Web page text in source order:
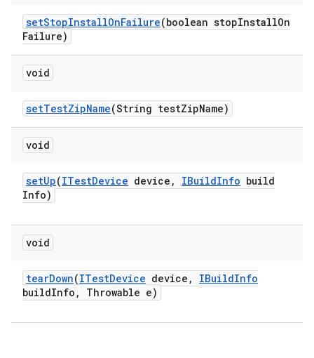
setStopInstallOnFailure(boolean stopInstallOn
Failure)
void
setTestZipName(String testZipName)
void
setUp(ITestDevice device , IBuildInfo build
Info)
void
tearDown(ITestDevice device , IBuildInfo
buildInfo , Throwable e)